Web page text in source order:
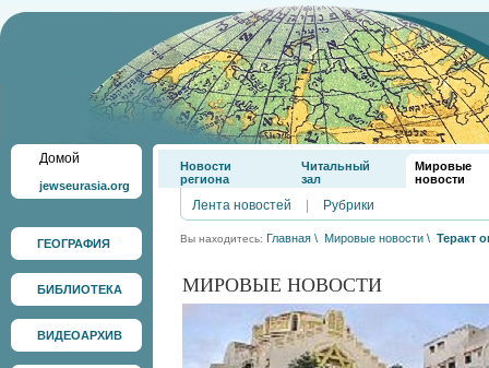
Домой
jewseurasia.org
ГЕОГРАФИЯ
БИБЛИОТЕКА
ВИДЕОАРХИВ
Новости
региона
Читальный
зал
Мировые
новости
Лента новостей Рубрики
Вы находитесь: Главная \ Мировые новости \ Теракт
МИРОВЫЕ НОВОСТИ